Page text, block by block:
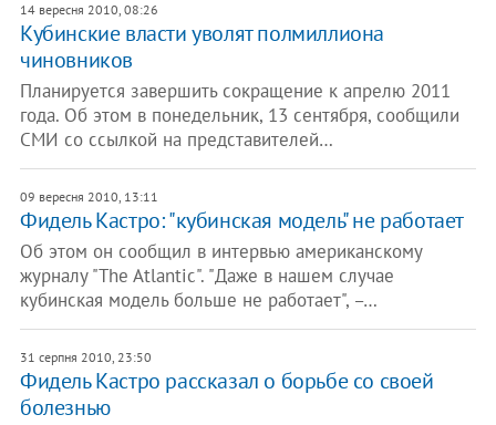
14 вересня 2010, 08:26
Кубинские власти уволят полмиллиона
чиновников
Планируется завершить сокращение к апрелю 2011
года. Об этом в понедельник, 13 сентября, сообщили
СМИ со ссылкой на представителей…
09 вересня 2010, 13:11
Фидель Кастро: "кубинская модель" не работает
Об этом он сообщил в интервью американскому
журналу "The Atlantic". "Даже в нашем случае
кубинская модель больше не работает", –…
31 серпня 2010, 23:50
Фидель Кастро рассказал о борьбе со своей
болезнью